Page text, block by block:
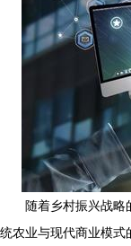
随着乡村振兴战略
统农业与现代商业模式